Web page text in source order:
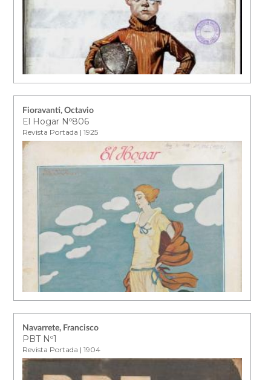
Fioravanti, Octavio
El Hogar Nº806
Revista Portada | 1925
Navarrete, Francisco
PBT Nº1
Revista Portada | 1904